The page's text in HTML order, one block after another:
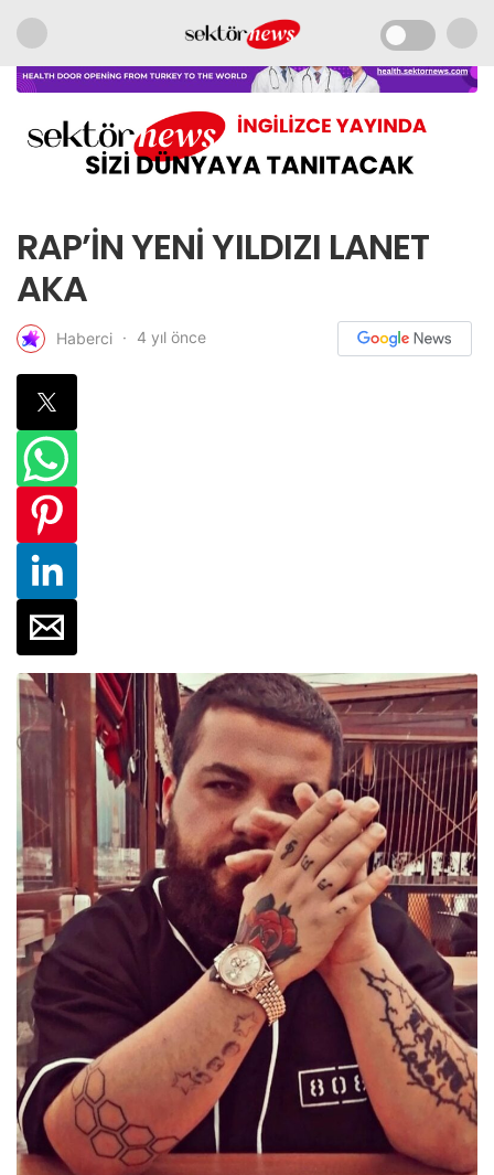
RAP’İN YENİ YILDIZI LANET
AKA
Haberci 4 yıl önce